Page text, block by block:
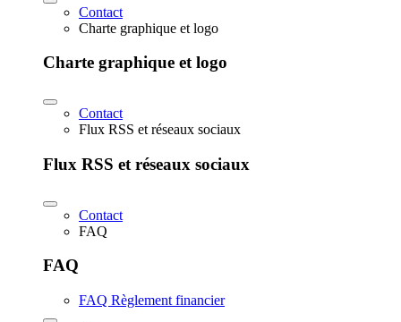
Contact
Charte graphique et logo
Charte graphique et logo
Contact
Flux RSS et réseaux sociaux
Flux RSS et réseaux sociaux
Contact
FAQ
FAQ
FAQ Règlement financier